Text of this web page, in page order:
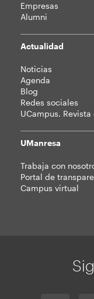
Empresas
Alumni
Actualidad
Noticias
Agenda
Blog
Redes sociales
UCampus.
UManresa
Trabaja con
Portal de
Campus virtual